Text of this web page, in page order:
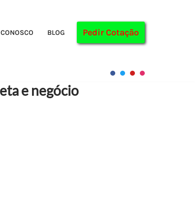
BLOG Pedir Cotação
e negócio